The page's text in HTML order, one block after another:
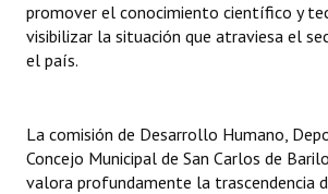
promover el conocimiento científico y
visibilizar la situación que atraviesa el
el país.
La comisión de Desarrollo Humano,
Concejo Municipal de San Carlos de
valora profundamente la trascendencia